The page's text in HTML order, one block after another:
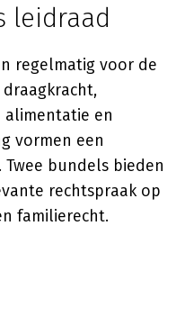
leidraad
regelmatig voor de
alimentatie en
vormen een
bundels bieden
rechtspraak op
familierecht.